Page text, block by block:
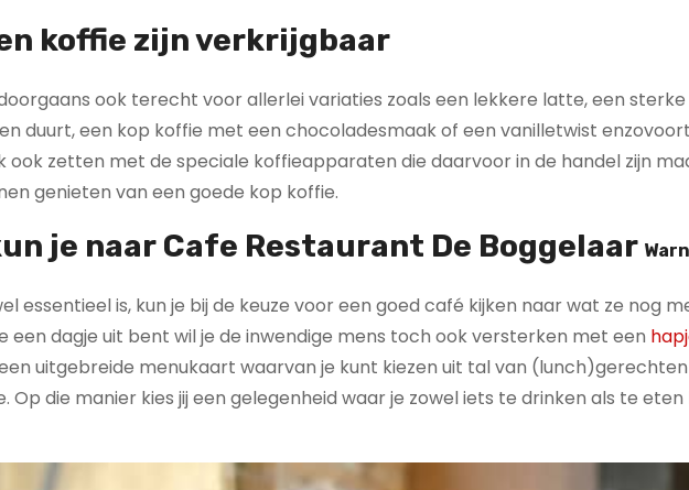
koffie zijn verkrijgbaar
ook terecht voor allerlei variaties zoals een lekkere latte, een sterke
duurt, een kop koffie met een chocoladesmaak of een vanilletwist
ook zetten met de speciale koffieapparaten die daarvoor in de handel zijn
genieten van een goede kop koffie.
je naar Cafe Restaurant De Boggelaar
essentieel is, kun je bij de keuze voor een goed café kijken naar wat ze nog
een dagje uit bent wil je de inwendige mens toch ook versterken met een
uitgebreide menukaart waarvan je kunt kiezen uit tal van
die manier kies jij een gelegenheid waar je zowel iets te drinken als te eten